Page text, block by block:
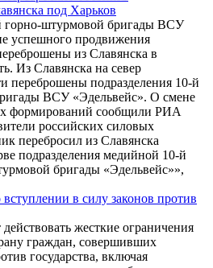
под Харьков
горно-штурмовой бригады ВСУ
успешного продвижения
из Славянска в
Из Славянска на север
переброшены подразделения 10-й
ВСУ «Эдельвейс». О смене
формирований сообщили РИА
российских силовых
перебросил из Славянска
подразделения медийной 10-й
бригады «Эдельвейс»»,
в силу законов против
жесткие ограничения
граждан, совершивших
государства, включая